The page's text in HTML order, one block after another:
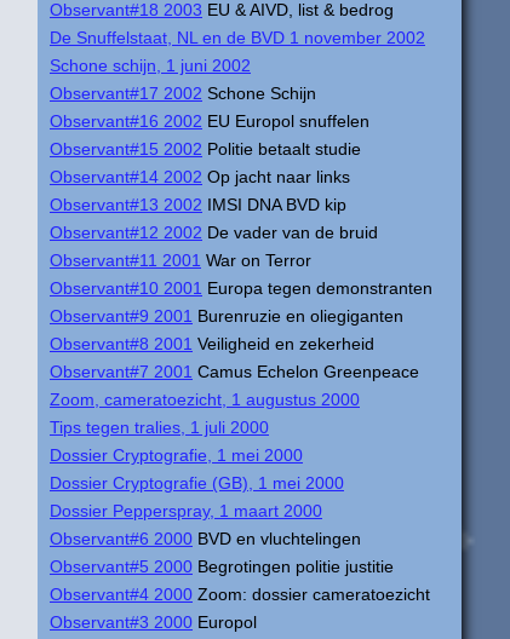
Observant#18 2003 EU & AIVD, list & bedrog
De Snuffelstaat, NL en de BVD 1 november 2002
Schone schijn, 1 juni 2002
Observant#17 2002 Schone Schijn
Observant#16 2002 EU Europol snuffelen
Observant#15 2002 Politie betaalt studie
Observant#14 2002 Op jacht naar links
Observant#13 2002 IMSI DNA BVD kip
Observant#12 2002 De vader van de bruid
Observant#11 2001 War on Terror
Observant#10 2001 Europa tegen demonstranten
Observant#9 2001 Burenruzie en oliegiganten
Observant#8 2001 Veiligheid en zekerheid
Observant#7 2001 Camus Echelon Greenpeace
Zoom, cameratoezicht, 1 augustus 2000
Tips tegen tralies, 1 juli 2000
Dossier Cryptografie, 1 mei 2000
Dossier Cryptografie (GB), 1 mei 2000
Dossier Pepperspray, 1 maart 2000
Observant#6 2000 BVD en vluchtelingen
Observant#5 2000 Begrotingen politie justitie
Observant#4 2000 Zoom: dossier cameratoezicht
Observant#3 2000 Europol